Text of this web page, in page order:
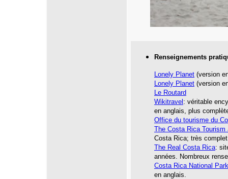
Renseignements
Lonely Planet (version
Lonely Planet (version
Le Routard
Wikitravel : véritable
en anglais, plus
Office du tourisme du
The Costa Rica Tourism
Costa Rica; très
The Real Costa Rica:
années. Nombreux
Costa Rica National
en anglais.